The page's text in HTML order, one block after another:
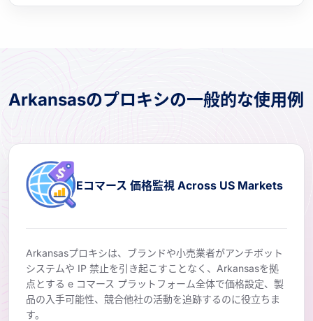
Arkansasのプロキシの一般的な使用例
Eコマース 価格監視 Across US Markets
Arkansasプロキシは、ブランドや小売業者がアンチボット
システムや IP 禁止を引き起こすことなく、Arkansasを拠
点とする e コマース プラットフォーム全体で価格設定、製
品の入手可能性、競合他社の活動を追跡するのに役立ちま
す。